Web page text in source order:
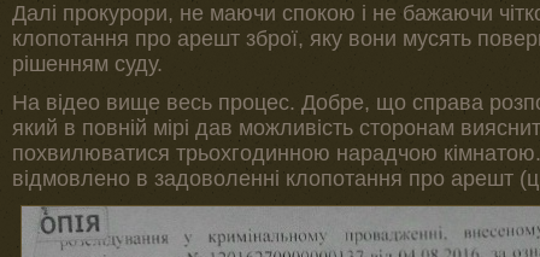
Далі прокурори, не маючи спокою і не бажаючи
клопотання про арешт зброї, яку вони мусять
рішенням суду.
На відео вище весь процес. Добре, що справа
який в повній мірі дав можливість сторонам
похвилюватися трьохгодинною нарадчою
відмовлено в задоволенні клопотання про арешт